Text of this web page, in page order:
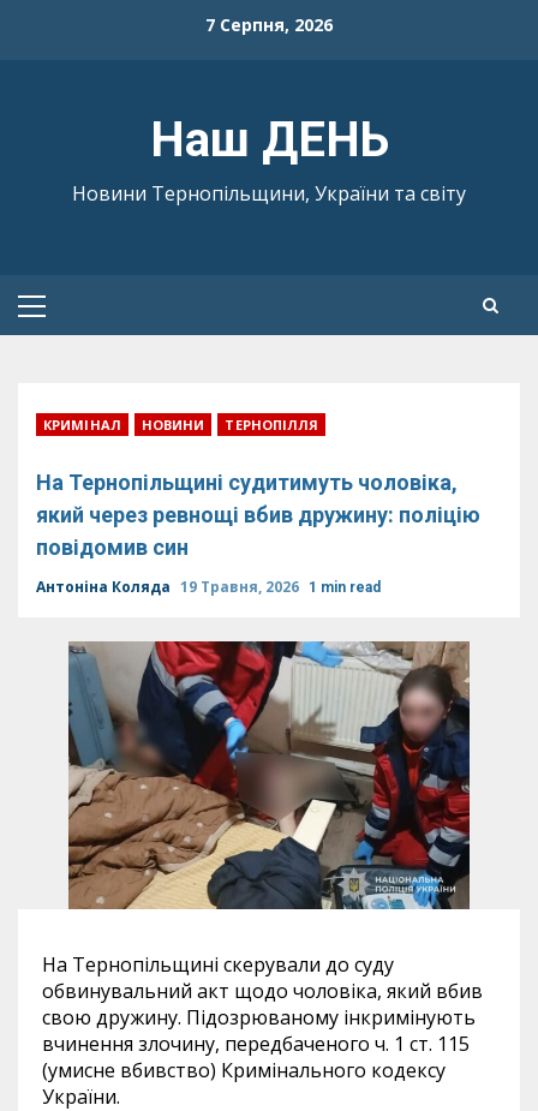
7 Серпня, 2026
Наш ДЕНЬ
Новини Тернопільщини, України та світу
Primary
КРИМІНАЛ НОВИНИ ТЕРНОПІЛЛЯ
На Тернопільщині судитимуть чоловіка,
який через ревнощі вбив дружину: поліцію
повідомив син
Антоніна Коляда 19 Травня, 2026 1 min read
На Тернопільщині скерували до суду
обвинувальний акт щодо чоловіка, який вбив
свою дружину. Підозрюваному інкримінують
вчинення злочину, передбаченого ч. 1 ст. 115
(умисне вбивство) Кримінального кодексу
України.